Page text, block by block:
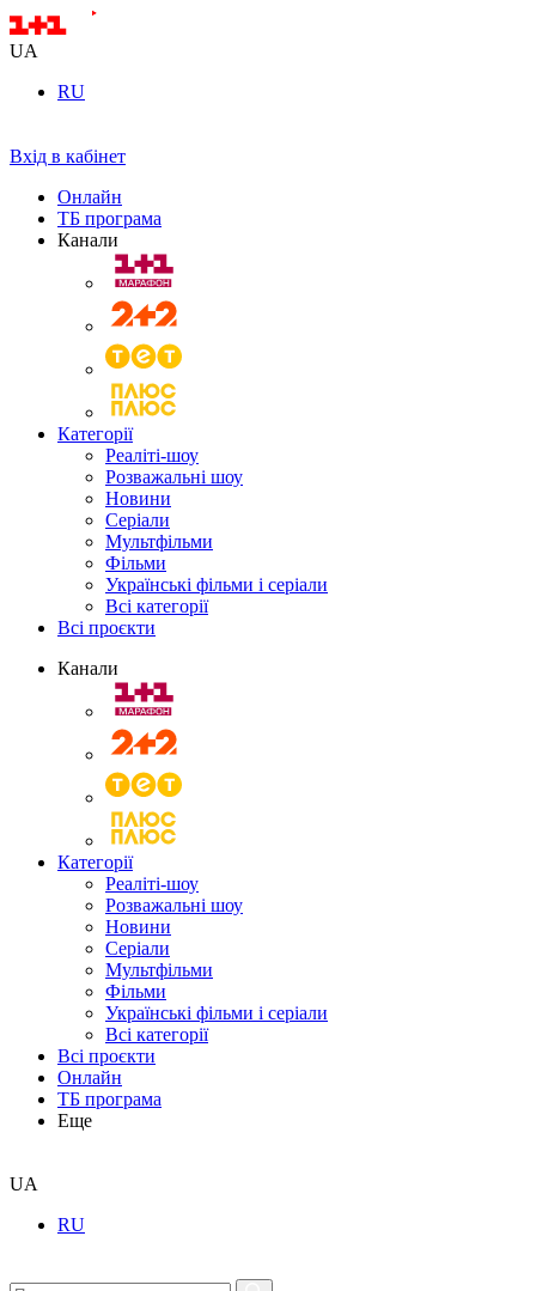
UA
RU
Вхід в кабінет
Онлайн
ТБ програма
Канали
Категорії
Реаліті-шоу
Розважальні шоу
Новини
Серіали
Мультфільми
Фільми
Українські фільми і серіали
Всі категорії
Всі проєкти
Канали
Категорії
Реаліті-шоу
Розважальні шоу
Новини
Серіали
Мультфільми
Фільми
Українські фільми і серіали
Всі категорії
Всі проєкти
Онлайн
ТБ програма
Еще
UA
RU